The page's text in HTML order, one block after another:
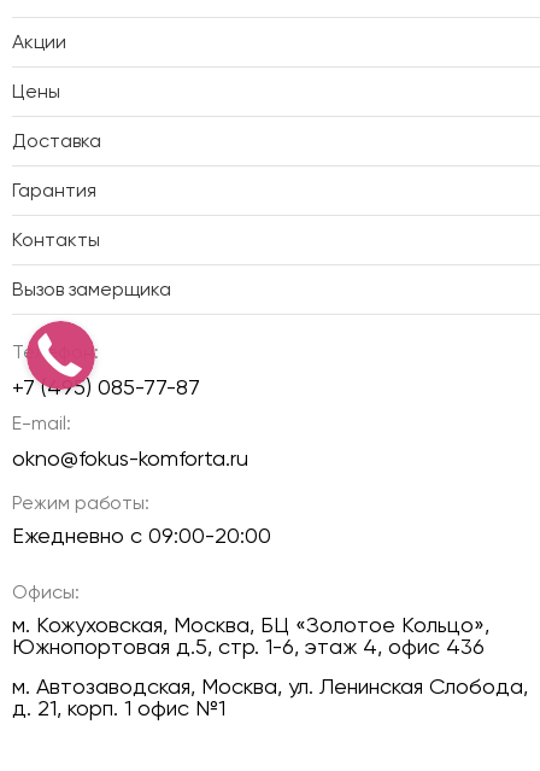
Акции
Цены
Доставка
Гарантия
Контакты
Вызов замерщика
Телефон:
+7 (495) 085-77-87
E-mail:
okno@fokus-komforta.ru
Режим работы:
Ежедневно с 09:00-20:00
Офисы:
м. Кожуховская, Москва, БЦ «Золотое Кольцо»,
Южнопортовая д.5, стр. 1-6, этаж 4, офис 436
м. Автозаводская, Москва, ул. Ленинская Слобода,
д. 21, корп. 1 офис №1